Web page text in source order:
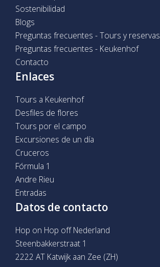
Sostenibilidad
Blogs
Preguntas frecuentes - Tours y reservas
Preguntas frecuentes - Keukenhof
Contacto
Enlaces
Tours a Keukenhof
Desfiles de flores
Tours por el campo
Excursiones de un día
Cruceros
Fórmula 1
Andre Rieu
Entradas
Datos de contacto
Hop on Hop off Nederland
Steenbakkerstraat 1
2222 AT Katwijk aan Zee (ZH)